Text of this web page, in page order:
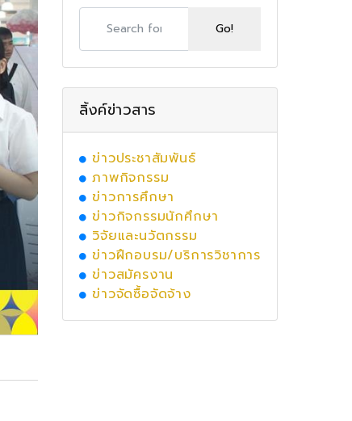
ลิ้งค์ข่าวสาร
ข่าวประชาสัมพันธ์
ภาพกิจกรรม
ข่าวการศึกษา
ข่าวกิจกรรมนักศึกษา
วิจัยและนวัตกรรม
ข่าวฝึกอบรม/บริการวิชาการ
ข่าวสมัครงาน
ข่าวจัดซื้อจัดจ้าง